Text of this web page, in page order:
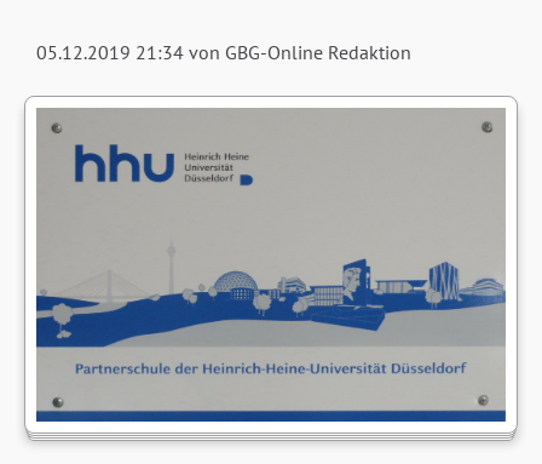
05.12.2019 21:34von GBG-Online Redaktion